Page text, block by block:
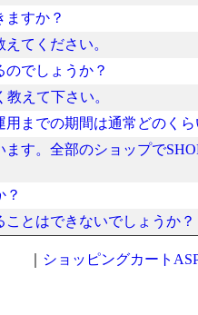
ますか？
てください。
でしょうか？
えて下さい。
用までの期間は通常どのく
す。全部のショップで
？
とはできないでしょうか？
ショッピングカート